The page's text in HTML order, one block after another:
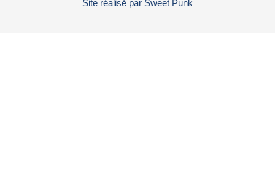
Site réalisé par Sweet Punk